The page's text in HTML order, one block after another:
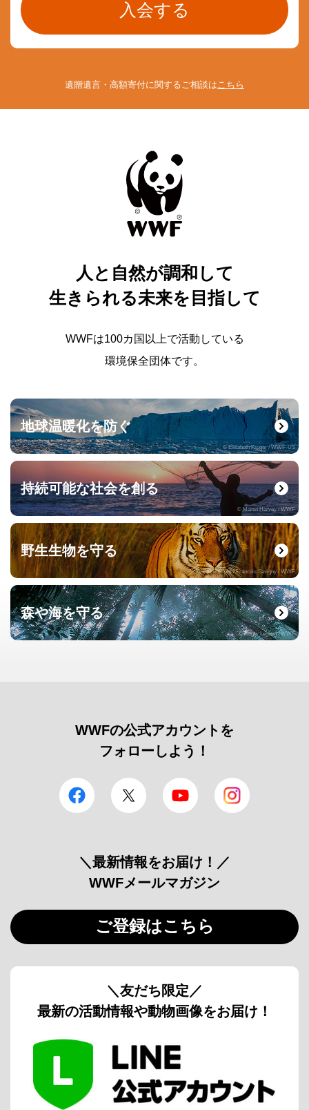
遺贈遺言・高額寄付に関するご相談は こちら
人と自然が調和して
生きられる未来を目指して
WWFは100カ国以上で活動している
環境保全団体です。
地球温暖化を防ぐ
© Elisabeth Kruger / WWF-US
持続可能な社会を創る
© Martin Harvey / WWF
野生生物を守る
© naturepl.com / Francois Savigny / WWF
森や海を守る
© Roger Leguen / WWF
WWFの公式アカウントを
フォローしよう！
facebook Twitter YouTube
＼最新情報をお届け！／
WWFメールマガジン
ご登録はこちら
＼友だち限定／
最新の活動情報や動物画像をお届け！